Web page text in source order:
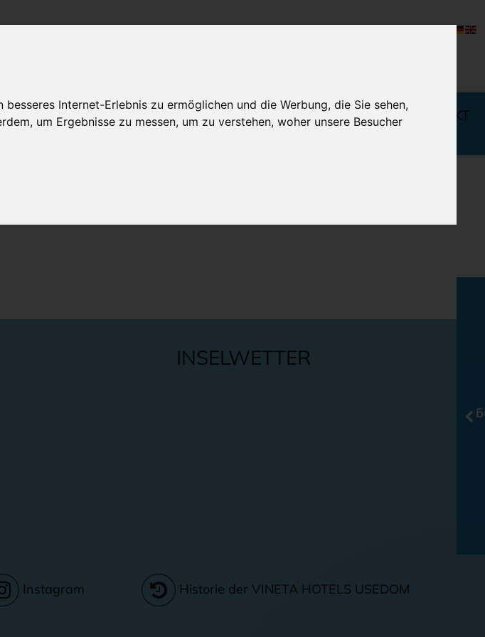
Internet-Erlebnis zu ermöglichen und die Werbung, die Sie sehen,
um Ergebnisse zu messen, um zu verstehen, woher unsere Besucher
RUND UM IHREN
WOHLFÜHLURLAUB
BUCHUNG & KONTAKT
INSELWETTER
Instagram Historie der VINETA HOTELS USEDOM